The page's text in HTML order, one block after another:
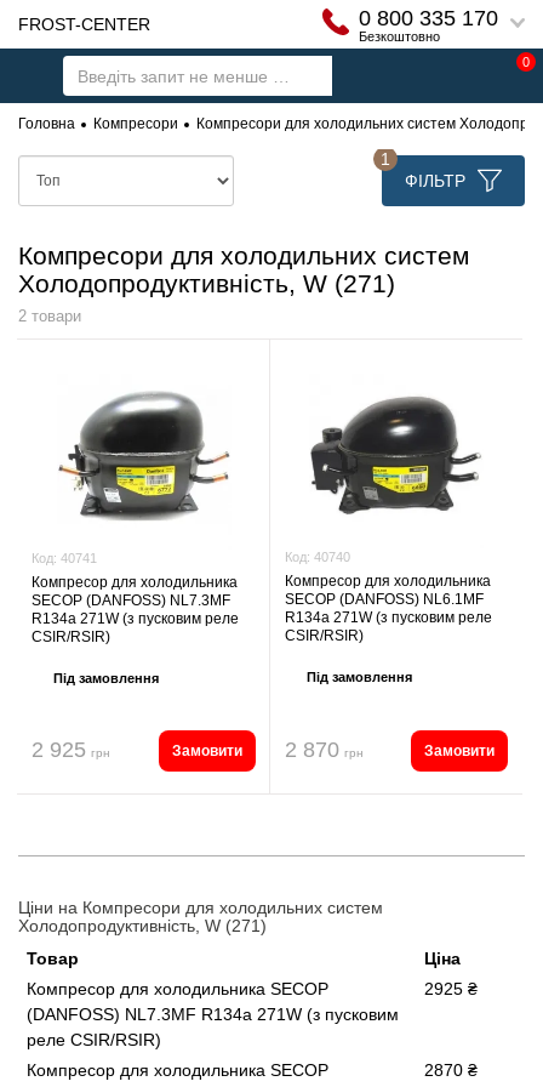
FROST-CENTER 0 800 335 170
Безкоштовно
0
Головна Компресори Компресори для холодильних систем
ФІЛЬТР
1
Компресори для холодильних систем
Холодопродуктивність, W (271)
2 товари
Код: 40741
Компресор для холодильника
SECOP (DANFOSS) NL7.3MF
R134a 271W (з пусковим реле
CSIR/RSIR)
Під замовлення
2 925 грн Замовити
Код: 40740
Компресор для холодильника
SECOP (DANFOSS) NL6.1MF
R134a 271W (з пусковим реле
CSIR/RSIR)
Під замовлення
2 870 грн Замовити
Ціни на Компресори для холодильних систем
Холодопродуктивність, W (271)
Товар
Ціна
Компресор для холодильника SECOP
(DANFOSS) NL7.3MF R134a 271W (з пусковим
реле CSIR/RSIR)
2925 ₴
Компресор для холодильника SECOP
2870 ₴